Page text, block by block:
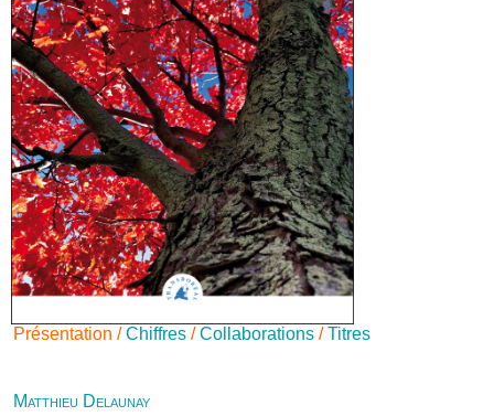
Présentation /Chiffres /Collaborations /Titres
Matthieu Delaunay